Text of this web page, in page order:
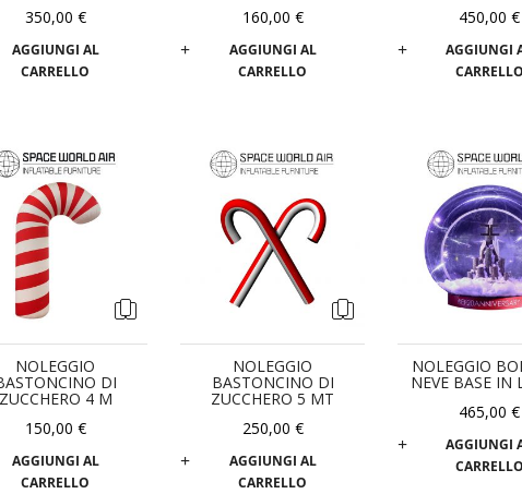
350,00 €
AGGIUNGI AL
CARRELLO
160,00 €
AGGIUNGI AL
CARRELLO
450,00 €
AGGIUNGI
CARRELLO
NOLEGGIO
DI
4 M
150,00 €
AGGIUNGI AL
CARRELLO
NOLEGGIO
BASTONCINO DI
ZUCCHERO 5 MT
250,00 €
AGGIUNGI AL
CARRELLO
NOLEGGIO
NEVE BASE IN
465,00 €
AGGIUNGI
CARRELLO